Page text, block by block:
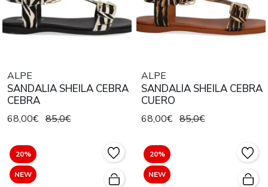
ALPE
SANDALIA SHEILA CEBRA
CEBRA
68,00€ 85,0€
ALPE
SANDALIA SHEILA CEBRA
CUERO
68,00€ 85,0€
20%
NEW
20%
NEW